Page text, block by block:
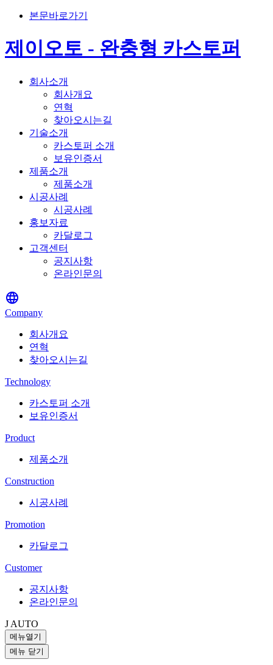
본문바로가기
제이오토 - 완충형 카스토퍼
회사소개
회사개요
연혁
찾아오시는길
기술소개
카스토퍼 소개
보유인증서
제품소개
제품소개
시공사례
시공사례
홍보자료
카달로그
고객센터
공지사항
온라인문의
language
Company
회사개요
연혁
찾아오시는길
Technology
카스토퍼 소개
보유인증서
Product
제품소개
Construction
시공사례
Promotion
카달로그
Customer
공지사항
온라인문의
J AUTO
메뉴열기
메뉴 닫기